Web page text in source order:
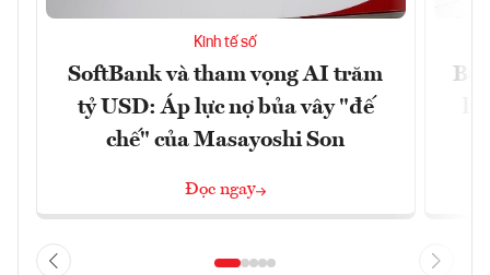
Kinh tế số
SoftBank và tham vọng AI trăm
tỷ USD: Áp lực nợ bủa vây "đế
chế" của Masayoshi Son
Đọc ngay